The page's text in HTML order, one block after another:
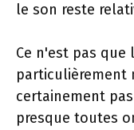
le son reste
Ce n'est pas que
particulièrement
certainement
presque toutes